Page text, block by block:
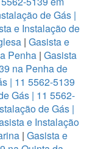
de Gás |
e Instalação de
| Gasista e
Penha | Gasista
na Penha de
| 11 5562-5139
Gás | 11 5562-
de Gás |
e Instalação
| Gasista e